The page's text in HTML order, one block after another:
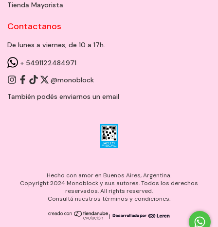
Tienda Mayorista
Contactanos
De lunes a viernes, de 10 a 17h.
+ 5491122484971
@monoblock
También podés enviarnos un email
Hecho con amor en Buenos Aires, Argentina.
Copyright 2024 Monoblock y sus autores. Todos los derechos
reservados. All rights reserved.
Consultá nuestros términos y condiciones.
|